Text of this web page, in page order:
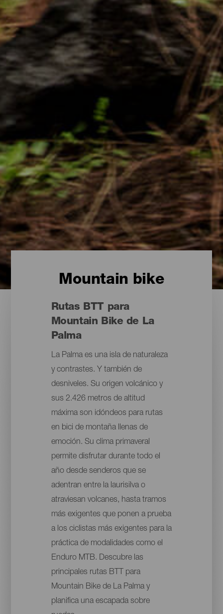
Mountain bike
Rutas BTT para
Mountain Bike de La
Palma
La Palma es una isla de naturaleza
y contrastes. Y también de
desniveles. Su origen volcánico y
sus 2.426 metros de altitud
máxima son idóndeos para rutas
en bici de montaña llenas de
emoción. Su clima primaveral
permite disfrutar durante todo el
año desde senderos que se
adentran entre la laurisilva o
atraviesan volcanes, hasta tramos
más exigentes que ponen a prueba
a los ciclistas más exigentes para la
práctica de modalidades como el
Enduro MTB. Descubre las
principales rutas BTT para
Mountain Bike de La Palma y
planifica una escapada sobre